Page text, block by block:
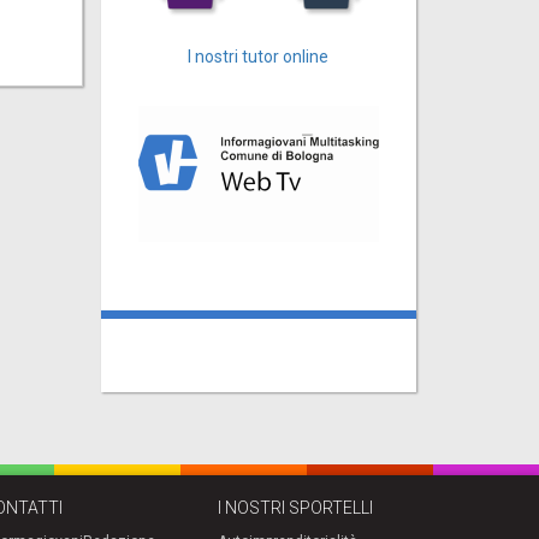
I nostri tutor online
I NOSTRI SPORTELLI